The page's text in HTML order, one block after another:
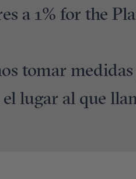
a 1% for the
tomar
lugar al que